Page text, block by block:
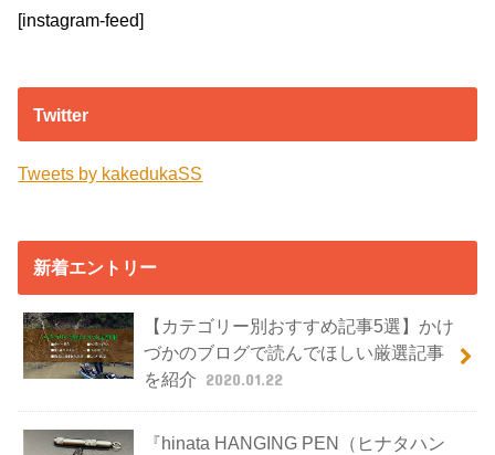
[instagram-feed]
Twitter
Tweets by kakedukaSS
新着エントリー
【カテゴリー別おすすめ記事5選】かけ
づかのブログで読んでほしい厳選記事
を紹介 2020.01.22
『hinata HANGING PEN（ヒナタハン